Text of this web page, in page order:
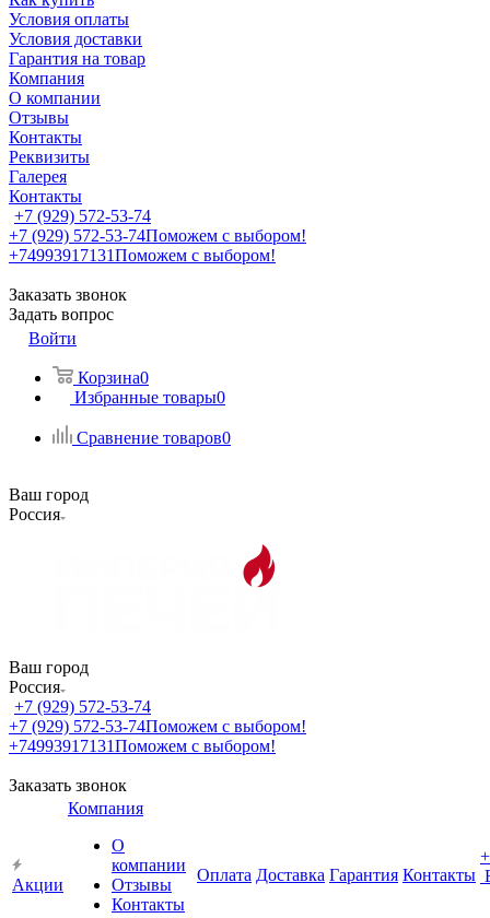
Условия оплаты
Условия доставки
Гарантия на товар
Компания
О компании
Отзывы
Контакты
Реквизиты
Галерея
Контакты
+7 (929) 572-53-74
+7 (929) 572-53-74Поможем с выбором!
+74993917131Поможем с выбором!
Заказать звонок
Задать вопрос
Войти
Корзина0
Избранные товары0
Сравнение товаров0
Ваш город
Россия
Ваш город
Россия
+7 (929) 572-53-74
+7 (929) 572-53-74Поможем с выбором!
+74993917131Поможем с выбором!
Заказать звонок
Акции
Компания
О
компании
Отзывы
Контакты
Оплата Доставка Гарантия Контакты
+